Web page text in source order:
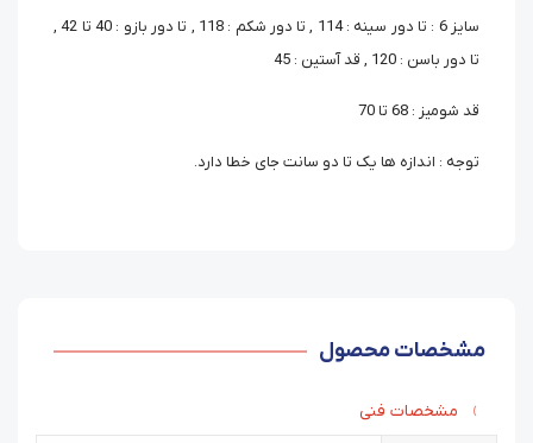
سایز 6 : تا دور سینه : 114 , تا دور شکم : 118 , تا دور بازو : 40 تا 42 ,
تا دور باسن : 120 , قد آستین : 45
قد شومیز : 68 تا 70
توجه : اندازه ها یک تا دو سانت جای خطا دارد.
مشخصات محصول
مشخصات فنی